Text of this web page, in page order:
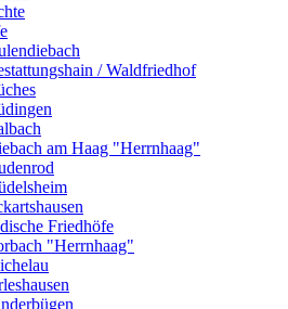
/ Waldfriedhof
am Haag "Herrnhaag"
Friedhöfe
"Herrnhaag"